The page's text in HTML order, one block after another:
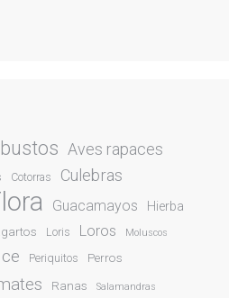
Aves rapaces
Cotorras Culebras
Guacamayos Hierba
Loris Loros Moluscos
Periquitos Perros
Ranas Salamandras